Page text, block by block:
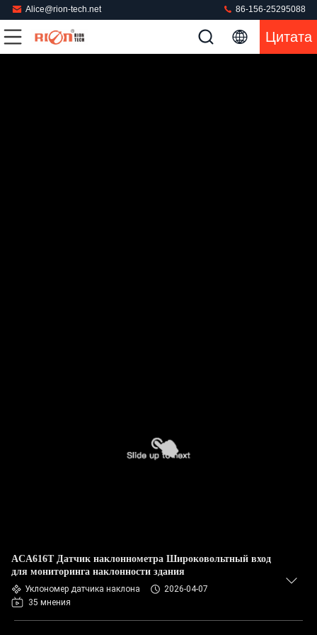
Alice@rion-tech.net 86-156-25295088
Цитата
ACA616T Датчик наклоннометра Широковольтный вход
для мониторинга наклонности здания
Уклономер датчика наклона
2026-04-07
35 мнения